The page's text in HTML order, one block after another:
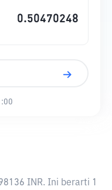
INR. Ini berarti 1